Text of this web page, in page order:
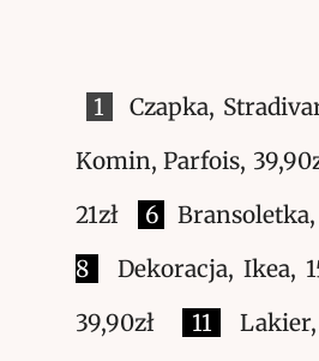
1 Czapka,
Komin, Parfois,
21zł
6
8
Dekoracja, Ikea,
39,90zł
11